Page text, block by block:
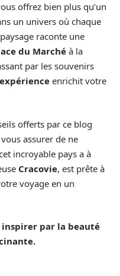
offrez bien plus qu’un
un univers où chaque
raconte une
du Marché à la
par les souvenirs
expérience enrichit votre
offerts par ce blog
assurer de ne
incroyable pays a à
Cracovie, est prête à
voyage en un
inspirer par la beauté